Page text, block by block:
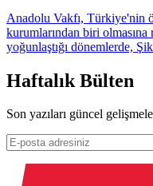
Anadolu Vakfı, Türkiye'nin
kurumlarından biri olmasına
yoğunlaştığı dönemlerde,
Haftalık Bülten
Son yazıları güncel